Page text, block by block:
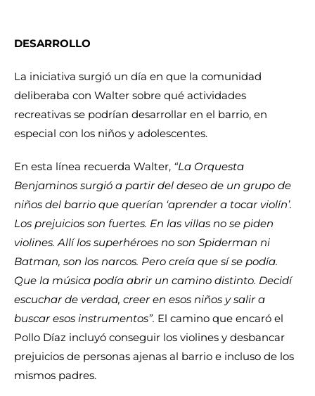
DESARROLLO
La iniciativa surgió un día en que la comunidad
deliberaba con Walter sobre qué actividades
recreativas se podrían desarrollar en el barrio, en
especial con los niños y adolescentes.
En esta línea recuerda Walter, “La Orquesta
Benjaminos surgió a partir del deseo de un grupo de
niños del barrio que querían ‘aprender a tocar violín’.
Los prejuicios son fuertes. En las villas no se piden
violines. Allí los superhéroes no son Spiderman ni
Batman, son los narcos. Pero creía que sí se podía.
Que la música podía abrir un camino distinto. Decidí
escuchar de verdad, creer en esos niños y salir a
buscar esos instrumentos”. El camino que encaró el
Pollo Díaz incluyó conseguir los violines y desbancar
prejuicios de personas ajenas al barrio e incluso de los
mismos padres.